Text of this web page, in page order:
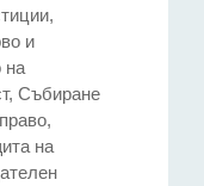
и
на
Събиране
на